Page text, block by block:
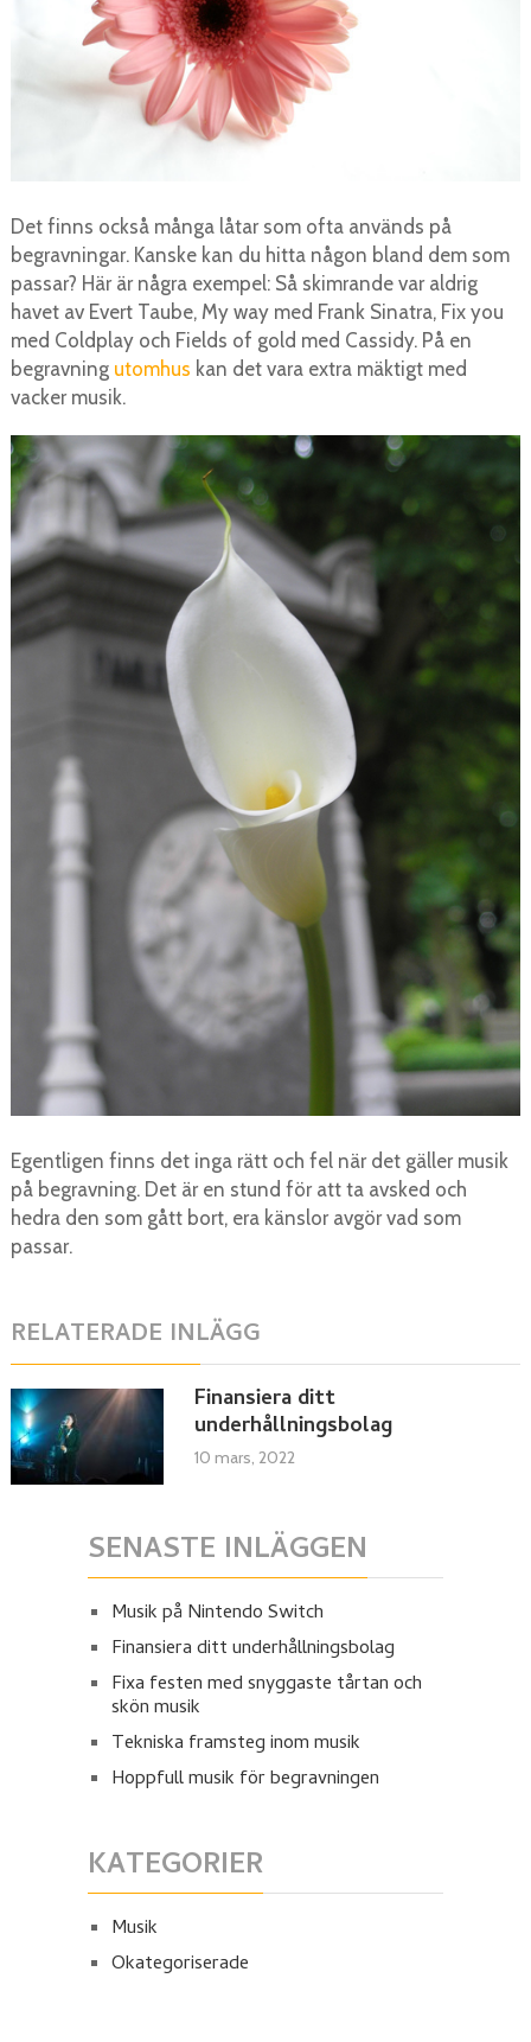
Det finns också många låtar som ofta används på
begravningar. Kanske kan du hitta någon bland dem som
passar? Här är några exempel: Så skimrande var aldrig
havet av Evert Taube, My way med Frank Sinatra, Fix you
med Coldplay och Fields of gold med Cassidy. På en
begravning utomhus kan det vara extra mäktigt med
vacker musik.
Egentligen finns det inga rätt och fel när det gäller musik
på begravning. Det är en stund för att ta avsked och
hedra den som gått bort, era känslor avgör vad som
passar.
RELATERADE INLÄGG
Finansiera ditt
underhållningsbolag
10 mars, 2022
SENASTE INLÄGGEN
Musik på Nintendo Switch
Finansiera ditt underhållningsbolag
Fixa festen med snyggaste tårtan och
skön musik
Tekniska framsteg inom musik
Hoppfull musik för begravningen
KATEGORIER
Musik
Okategoriserade